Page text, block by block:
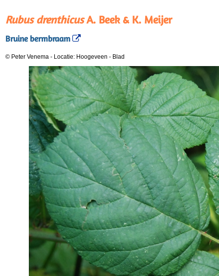
Rubus drenthicusA. Beek & K. Meijer
Bruine bermbraam
© Peter Venema - Locatie: Hoogeveen - Blad